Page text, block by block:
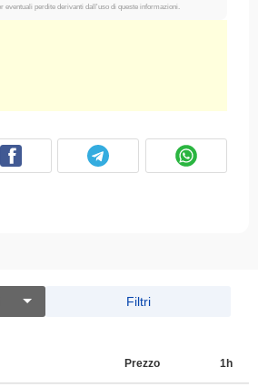
eventuali perdite derivanti dall'uso di queste informazioni.
Filtri
Prezzo 1h